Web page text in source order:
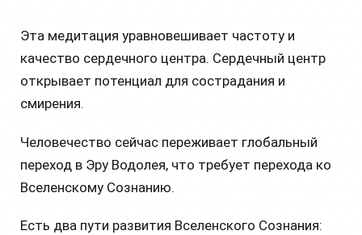
Эта медитация уравновешивает частоту и
качество сердечного центра. Сердечный центр
открывает потенциал для сострадания и
смирения.
Человечество сейчас переживает глобальный
переход в Эру Водолея, что требует перехода ко
Вселенскому Сознанию.
Есть два пути развития Вселенского Сознания: